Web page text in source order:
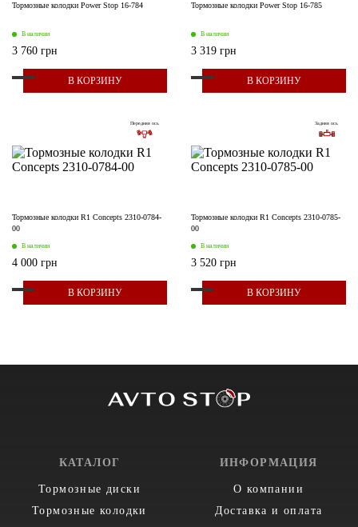
Тормозные колодки Power Stop 16-784
В наличии
3 760 грн
В КОРЗИНУ
Тормозные колодки Power Stop 16-785
В наличии
3 319 грн
В КОРЗИНУ
Передняя ось
Тормозные колодки R1 Concepts 2310-0784-
00
В наличии
4 000 грн
В КОРЗИНУ
Задняя ось
Тормозные колодки R1 Concepts 2310-0785-
00
В наличии
3 520 грн
В КОРЗИНУ
КАТАЛОГ
Тормозные диски
Тормозные колодки
ИНФОРМАЦИЯ
О компании
Доставка и оплата